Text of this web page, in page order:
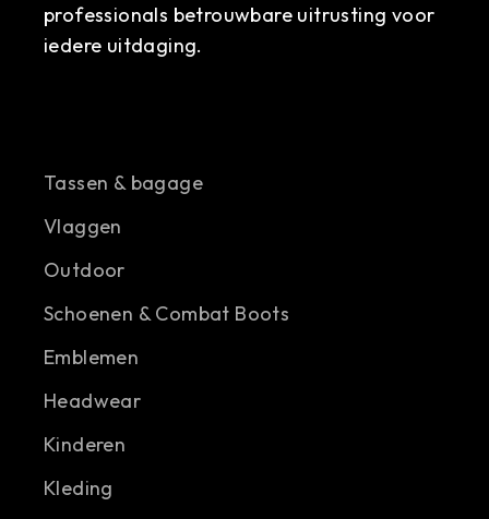
professionals betrouwbare uitrusting voor
iedere uitdaging.
Tassen & bagage
Vlaggen
Outdoor
Schoenen & Combat Boots
Emblemen
Headwear
Kinderen
Kleding